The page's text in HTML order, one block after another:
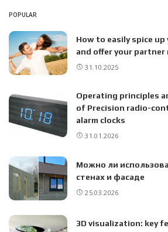
POPULAR
How to easily spice
and offer your partner
31.10.2025
Operating principles
of Precision radio-
alarm clocks
31.01.2026
Можно ли
стенах и фасаде
25.03.2026
3D visualization: key